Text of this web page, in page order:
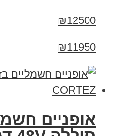
₪12500
₪11950
אופניים